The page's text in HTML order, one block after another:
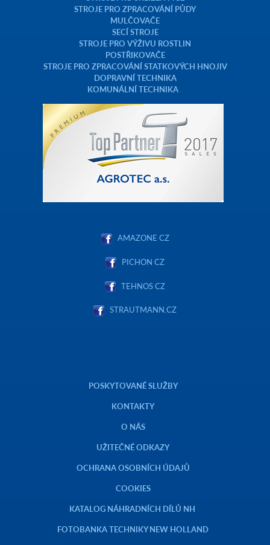
STROJE PRO ZPRACOVÁNÍ PŮDY
MULČOVAČE
SECÍ STROJE
STROJE PRO VÝŽIVU ROSTLIN
POSTŘIKOVAČE
STROJE PRO ZPRACOVÁNÍ STATKOVÝCH HNOJIV
DOPRAVNÍ TECHNIKA
KOMUNÁLNÍ TECHNIKA
AMAZONE CZ
PICHON CZ
TEHNOS CZ
STRAUTMANN.CZ
POSKYTOVANÉ SLUŽBY
KONTAKTY
O NÁS
UŽITEČNÉ ODKAZY
OCHRANA OSOBNÍCH ÚDAJŮ
COOKIES
KATALOG NÁHRADNÍCH DÍLŮ NH
FOTOBANKA TECHNIKY NEW HOLLAND